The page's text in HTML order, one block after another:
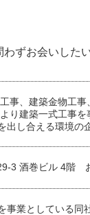
ずお会いした
事、建築金物工
り建築一式工事
出し合える環境の
3 酒巻ビル 4階
事業としている同